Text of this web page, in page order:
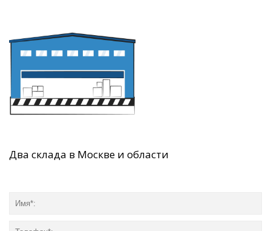
Два склада в Москве и области